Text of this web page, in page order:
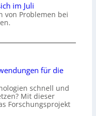
im Juli
von Problemen bei
für die
schnell und
Mit dieser
Forschungsprojekt